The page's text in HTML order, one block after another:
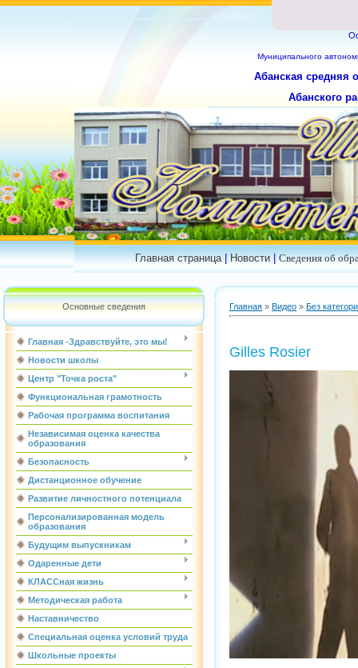
Муниципального
Абанская средняя
Абанского
Главная страница|Новости|Сведения об
Основные сведения
Главная -Здравствуйте, это мы!
Новости школы
Центр "Точка роста"
Функциональная грамотность
Рабочая программа воспитания
Независимая оценка качества
образования
Безопасность
Дистанционное обучение
Развитие личностного потенциала
Персонализированная модель
образования
Будущим выпускникам
Одаренные дети
КЛАССная жизнь
Методическая работа
Наставничество
Специальная оценка условий труда
Школьные проекты
Главная » Видео » Без
Gilles Rosier